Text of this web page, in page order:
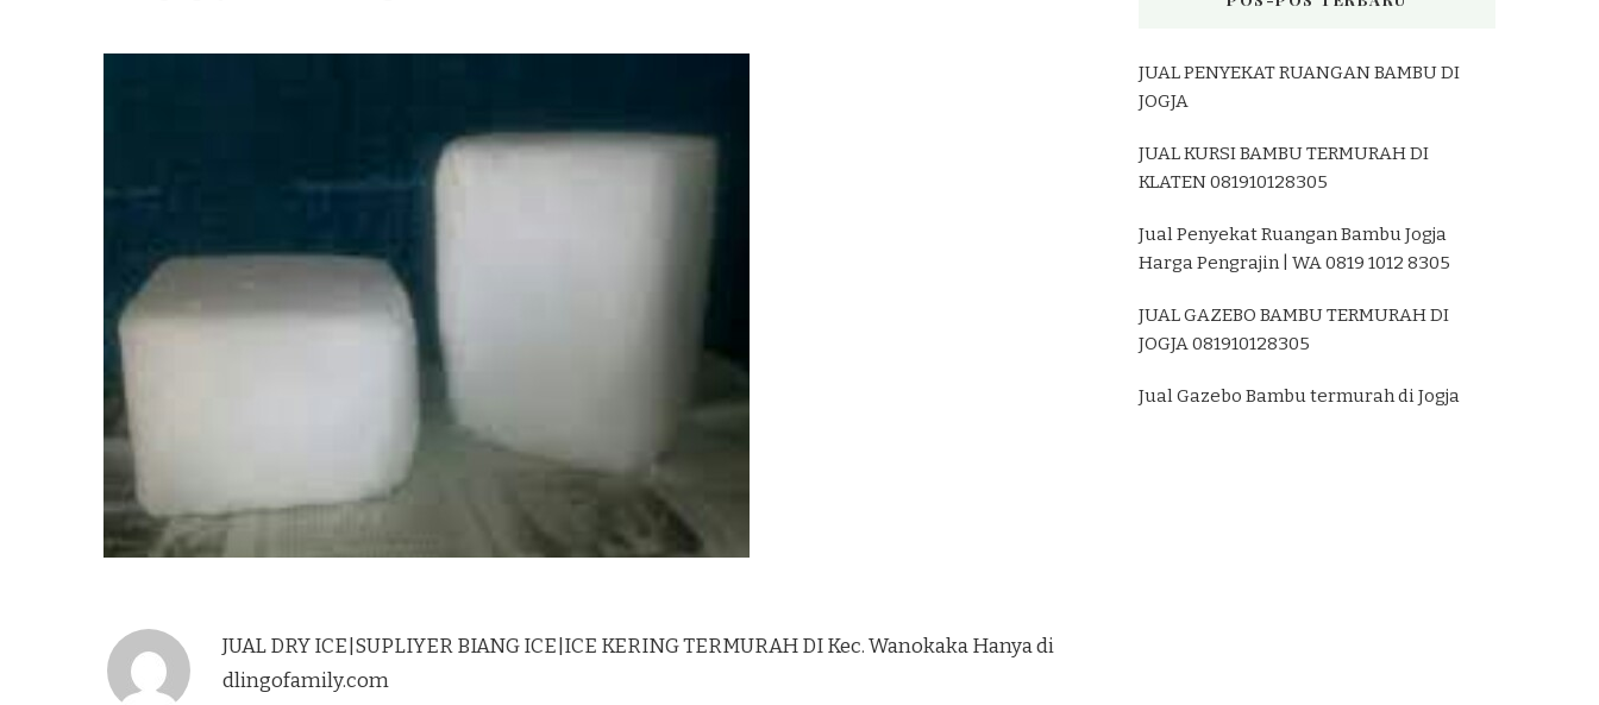
JUAL DRY ICE|SUPLIYER BIANG ICE|ICE KERING TERMURAH DI Kec. Wanokaka Hanya di
dlingofamily.com
JUAL PENYEKAT RUANGAN BAMBU DI
JOGJA
JUAL KURSI BAMBU TERMURAH DI
KLATEN 081910128305
Jual Penyekat Ruangan Bambu Jogja
Harga Pengrajin | WA 0819 1012 8305
JUAL GAZEBO BAMBU TERMURAH DI
JOGJA 081910128305
Jual Gazebo Bambu termurah di Jogja